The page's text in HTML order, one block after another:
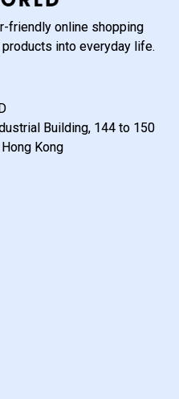
friendly online shopping
into everyday life.
Building, 144 to 150
Kong